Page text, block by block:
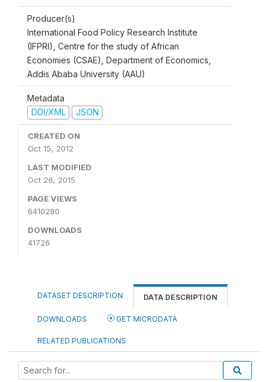
Producer(s)
International Food Policy Research Institute
(IFPRI), Centre for the study of African
Economies (CSAE), Department of Economics,
Addis Ababa University (AAU)
Metadata
DDI/XML
JSON
CREATED ON
Oct 15, 2012
LAST MODIFIED
Oct 26, 2015
PAGE VIEWS
6410280
DOWNLOADS
41726
DATASET DESCRIPTION DATA DESCRIPTION
DOWNLOADS GET MICRODATA
RELATED PUBLICATIONS